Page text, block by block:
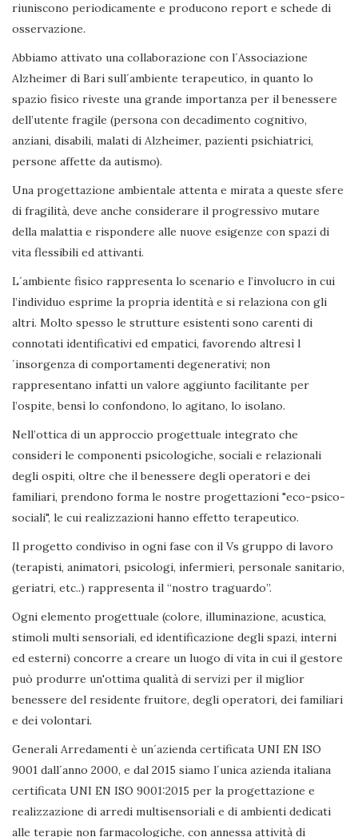
riuniscono periodicamente e producono report e schede di
osservazione.
Abbiamo attivato una collaborazione con l´Associazione
Alzheimer di Bari sull´ambiente terapeutico, in quanto lo
spazio fisico riveste una grande importanza per il benessere
dell’utente fragile (persona con decadimento cognitivo,
anziani, disabili, malati di Alzheimer, pazienti psichiatrici,
persone affette da autismo).
Una progettazione ambientale attenta e mirata a queste sfere
di fragilità, deve anche considerare il progressivo mutare
della malattia e rispondere alle nuove esigenze con spazi di
vita flessibili ed attivanti.
L´ambiente fisico rappresenta lo scenario e l’involucro in cui
l’individuo esprime la propria identità e si relaziona con gli
altri. Molto spesso le strutture esistenti sono carenti di
connotati identificativi ed empatici, favorendo altresì l
´insorgenza di comportamenti degenerativi; non
rappresentano infatti un valore aggiunto facilitante per
l’ospite, bensì lo confondono, lo agitano, lo isolano.
Nell’ottica di un approccio progettuale integrato che
consideri le componenti psicologiche, sociali e relazionali
degli ospiti, oltre che il benessere degli operatori e dei
familiari, prendono forma le nostre progettazioni "eco-psico-
sociali", le cui realizzazioni hanno effetto terapeutico.
Il progetto condiviso in ogni fase con il Vs gruppo di lavoro
(terapisti, animatori, psicologi, infermieri, personale sanitario,
geriatri, etc..) rappresenta il “nostro traguardo”.
Ogni elemento progettuale (colore, illuminazione, acustica,
stimoli multi sensoriali, ed identificazione degli spazi, interni
ed esterni) concorre a creare un luogo di vita in cui il gestore
può produrre un'ottima qualità di servizi per il miglior
benessere del residente fruitore, degli operatori, dei familiari
e dei volontari.
Generali Arredamenti è un´azienda certificata UNI EN ISO
9001 dall´anno 2000, e dal 2015 siamo l´unica azienda italiana
certificata UNI EN ISO 9001:2015 per la progettazione e
realizzazione di arredi multisensoriali e di ambienti dedicati
alle terapie non farmacologiche, con annessa attività di